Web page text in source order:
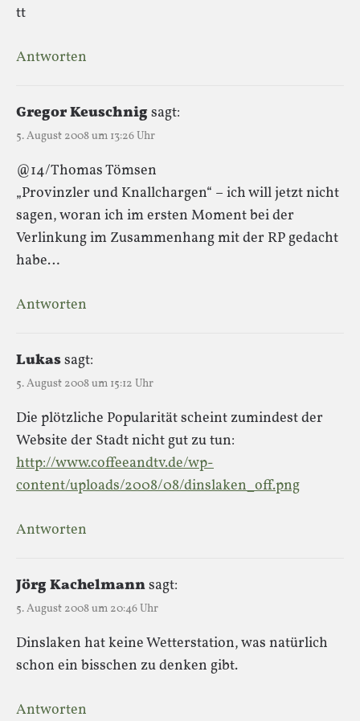
tt
Antworten
Gregor Keuschnigsagt:
5. August 2008 um 13:26 Uhr
@14/Thomas Tömsen
„Provinzler und Knallchargen“ – ich will jetzt nicht
sagen, woran ich im ersten Moment bei der
Verlinkung im Zusammenhang mit der RP gedacht
habe…
Antworten
Lukassagt:
5. August 2008 um 15:12 Uhr
Die plötzliche Popularität scheint zumindest der
Website der Stadt nicht gut zu tun:
http://www.coffeeandtv.de/wp-
content/uploads/2008/08/dinslaken_off.png
Antworten
Jörg Kachelmannsagt:
5. August 2008 um 20:46 Uhr
Dinslaken hat keine Wetterstation, was natürlich
schon ein bisschen zu denken gibt.
Antworten